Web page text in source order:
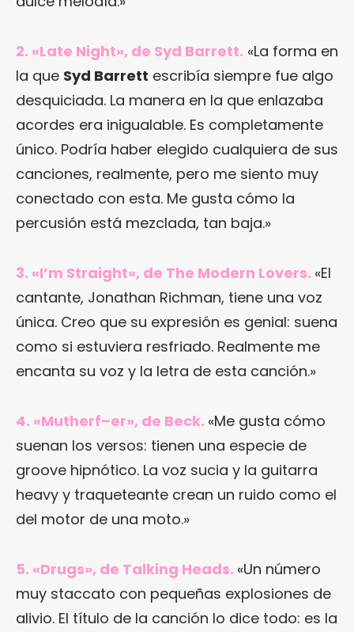
2. «Late Night», de Syd Barrett. «La forma en
la que Syd Barrett escribía siempre fue algo
desquiciada. La manera en la que enlazaba
acordes era inigualable. Es completamente
único. Podría haber elegido cualquiera de sus
canciones, realmente, pero me siento muy
conectado con esta. Me gusta cómo la
percusión está mezclada, tan baja.»
3. «I’m Straight», de The Modern Lovers. «El
cantante, Jonathan Richman, tiene una voz
única. Creo que su expresión es genial: suena
como si estuviera resfriado. Realmente me
encanta su voz y la letra de esta canción.»
4. «Mutherf–er», de Beck. «Me gusta cómo
suenan los versos: tienen una especie de
groove hipnótico. La voz sucia y la guitarra
heavy y traqueteante crean un ruido como el
del motor de una moto.»
5. «Drugs», de Talking Heads. «Un número
muy staccato con pequeñas explosiones de
alivio. El título de la canción lo dice todo: es la